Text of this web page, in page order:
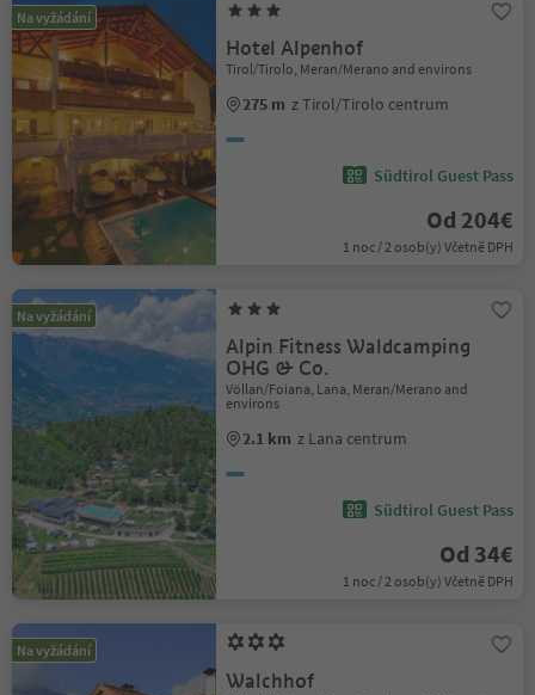
Na vyžádání
Hotel Alpenhof
Tirol/Tirolo, Meran/Merano and environs
275 m z Tirol/Tirolo centrum
Südtirol Guest Pass
Od 204€
1 noc / 2 osob(y) Včetně DPH
Na vyžádání
Alpin Fitness Waldcamping
OHG & Co.
Völlan/Foiana, Lana, Meran/Merano and
environs
2.1 km z Lana centrum
Südtirol Guest Pass
Od 34€
1 noc / 2 osob(y) Včetně DPH
Na vyžádání
Walchhof